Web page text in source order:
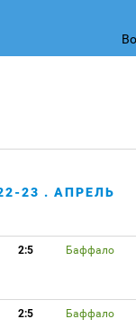
23 . АПРЕЛЬ
2:5 Баффало
2:5 Баффало